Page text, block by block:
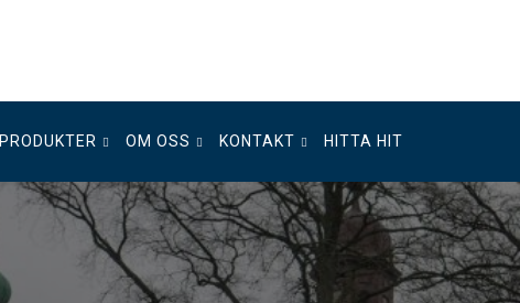
PRODUKTER OM OSS KONTAKT HITTA HIT